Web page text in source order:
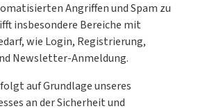
Angriffen und Spam zu
insbesondere Bereiche mit
wie Login, Registrierung,
Newsletter-Anmeldung.
auf Grundlage unseres
an der Sicherheit und